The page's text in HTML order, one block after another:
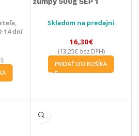
14 dní
Skladom na predajni
16,30€
(13,25€bez DPH)
PRIDAŤ DO KOŠÍKA